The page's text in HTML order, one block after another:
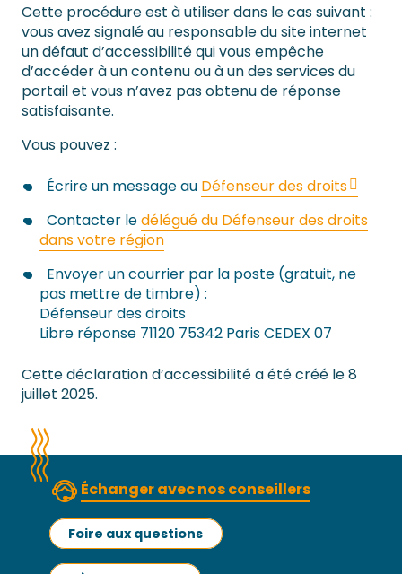
Cette procédure est à utiliser dans le cas suivant :
vous avez signalé au responsable du site internet
un défaut d’accessibilité qui vous empêche
d’accéder à un contenu ou à un des services du
portail et vous n’avez pas obtenu de réponse
satisfaisante.
Vous pouvez :
Écrire un message au Défenseur des droits
Contacter ledélégué du Défenseur des droits
dans votre région
Envoyer un courrier par la poste (gratuit, ne
pas mettre de timbre) :
Défenseur des droits
Libre réponse 71120 75342 Paris CEDEX 07
Cette déclaration d’accessibilité a été créé le 8
juillet 2025.
Échanger avec nos conseillers
Foire aux questions